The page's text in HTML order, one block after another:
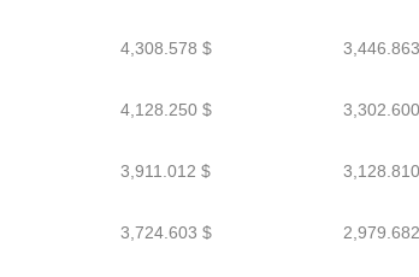
4,308.578 $
4,128.250 $
3,911.012 $
3,724.603 $